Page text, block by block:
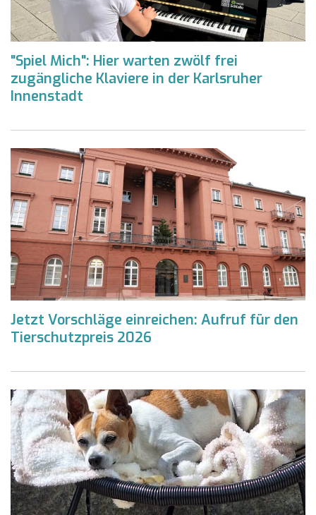
"Spiel Mich": Hier warten zwölf frei
zugängliche Klaviere in der Karlsruher
Innenstadt
Jetzt Vorschläge einreichen: Aufruf für den
Tierschutzpreis 2026